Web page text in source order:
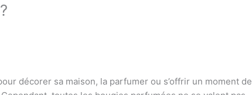
décorer sa maison, la parfumer ou s’offrir un moment de